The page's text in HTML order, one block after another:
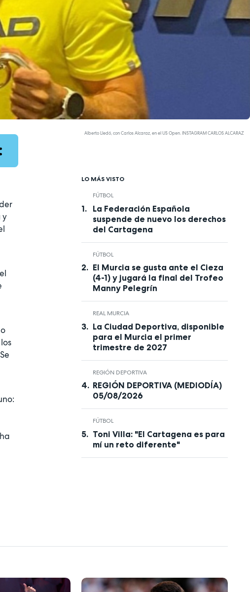
Alberto Lledó, con Carlos Alcaraz, en el US Open. INSTAGRAM CARLOS ALCARAZ
y
LO MÁS VISTO
FÚTBOL
La Federación Española
suspende de nuevo los derechos
del Cartagena
FÚTBOL
El Murcia se gusta ante el Cieza
(4-1) y jugará la final del Trofeo
Manny Pelegrín
REAL MURCIA
La Ciudad Deportiva, disponible
para el Murcia el primer
trimestre de 2027
REGIÓN DEPORTIVA
REGIÓN DEPORTIVA (MEDIODÍA)
05/08/2026
FÚTBOL
Toni Villa: "El Cartagena es para
mí un reto diferente"